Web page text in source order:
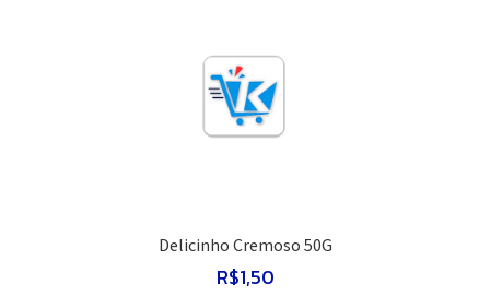
Delicinho Cremoso 50G
R$1,50